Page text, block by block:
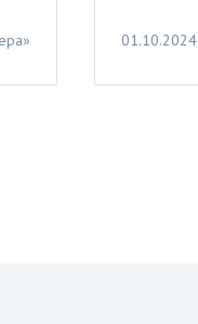
01.10.2024